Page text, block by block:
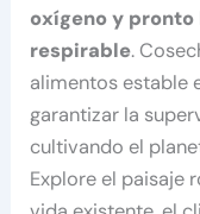
oxígeno y pronto
respirable.
alimentos estable
garantizar la
cultivando el
Explore el paisaje